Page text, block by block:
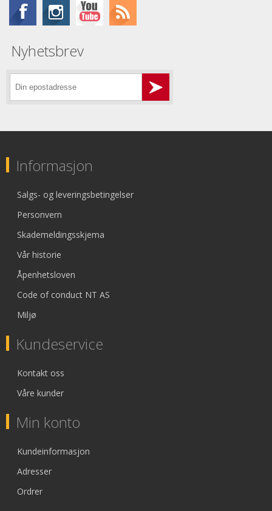
Nyhetsbrev
Informasjon
Salgs- og leveringsbetingelser
Personvern
Skademeldingsskjema
Vår historie
Åpenhetsloven
Code of conduct NT AS
Miljø
Kundeservice
Kontakt oss
Våre kunder
Min konto
Kundeinformasjon
Adresser
Ordrer